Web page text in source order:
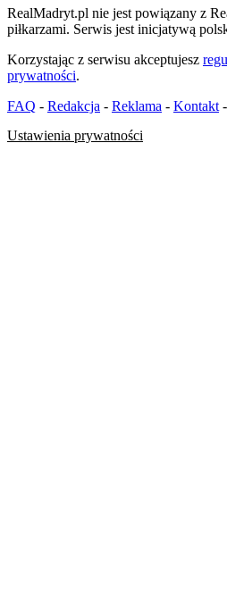
RealMadryt.pl nie jest powiązany z
piłkarzami. Serwis jest inicjatywą
Korzystając z serwisu akceptujesz
prywatności.
FAQ - Redakcja - Reklama - Kontakt -
Ustawienia prywatności